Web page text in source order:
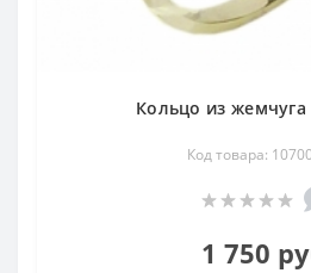
Кольцо из жемчуга
Код товара:
1 750